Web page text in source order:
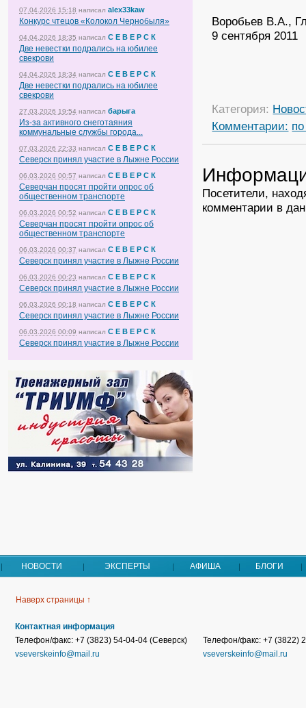
07.04.2026 15:18 написал alex33kaw
Конкурс чтецов «Колокол Чернобыля»
04.04.2026 18:35 написал С Е В Е Р С К
Две невестки подрались на юбилее
свекрови
04.04.2026 18:34 написал С Е В Е Р С К
Две невестки подрались на юбилее
свекрови
27.03.2026 19:54 написал барыга
Из-за активного снеготаяния
коммунальные службы города...
07.03.2026 22:33 написал С Е В Е Р С К
Северск принял участие в Лыжне России
06.03.2026 00:57 написал С Е В Е Р С К
Северчан просят пройти опрос об
общественном транспорте
06.03.2026 00:52 написал С Е В Е Р С К
Северчан просят пройти опрос об
общественном транспорте
06.03.2026 00:37 написал С Е В Е Р С К
Северск принял участие в Лыжне России
06.03.2026 00:23 написал С Е В Е Р С К
Северск принял участие в Лыжне России
06.03.2026 00:18 написал С Е В Е Р С К
Северск принял участие в Лыжне России
06.03.2026 00:09 написал С Е В Е Р С К
Северск принял участие в Лыжне России
Воробьев В.А.,
9 сентября 2011
Категория:
Комментарии:
Посетители,
комментарии в
НОВОСТИ ЭКСПЕРТЫ АФИША БЛОГИ
Наверх страницы ↑
Контактная информация
Телефон/факс: +7 (3823) 54-04-04 (Северск)
vseverskeinfo@mail.ru
Телефон/факс: +7 (3822)
vseverskeinfo@mail.ru